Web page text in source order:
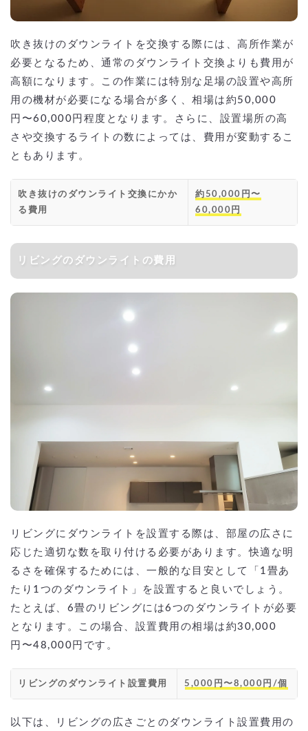
吹き抜けのダウンライトを交換する際には、高所作業が
必要となるため、通常のダウンライト交換よりも費用が
高額になります。この作業には特別な足場の設置や高所
用の機材が必要になる場合が多く、相場は約50,000
円〜60,000円程度となります。さらに、設置場所の高
さや交換するライトの数によっては、費用が変動するこ
ともあります。
吹き抜けのダウンライト交換にかか
る費用
約50,000円〜
60,000円
リビングのダウンライトの費用
リビングにダウンライトを設置する際は、部屋の広さに
応じた適切な数を取り付ける必要があります。快適な明
るさを確保するためには、一般的な目安として「1畳あ
たり1つのダウンライト」を設置すると良いでしょう。
たとえば、6畳のリビングには6つのダウンライトが必要
となります。この場合、設置費用の相場は約30,000
円〜48,000円です。
リビングのダウンライト設置費用 5,000円〜8,000円/個
以下は、リビングの広さごとのダウンライト設置費用の